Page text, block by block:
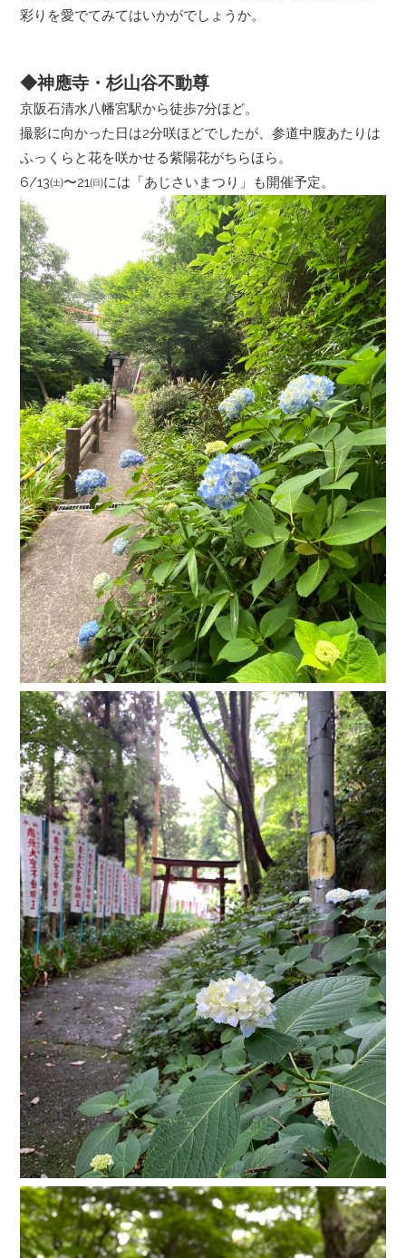
彩りを愛でてみてはいかがでしょうか。
◆神應寺・杉山谷不動尊
京阪石清水八幡宮駅から徒歩7分ほど。
撮影に向かった日は2分咲ほどでしたが、参道中腹あたりは
ふっくらと花を咲かせる紫陽花がちらほら。
6/13㈯〜21㈰には「あじさいまつり」も開催予定。